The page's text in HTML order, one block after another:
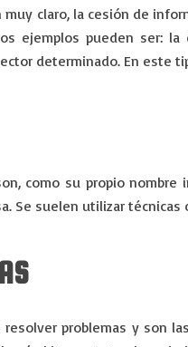
claro, la cesión de
ejemplos pueden ser:
determinado. En este
como su propio nombre
Se suelen utilizar
problemas y son